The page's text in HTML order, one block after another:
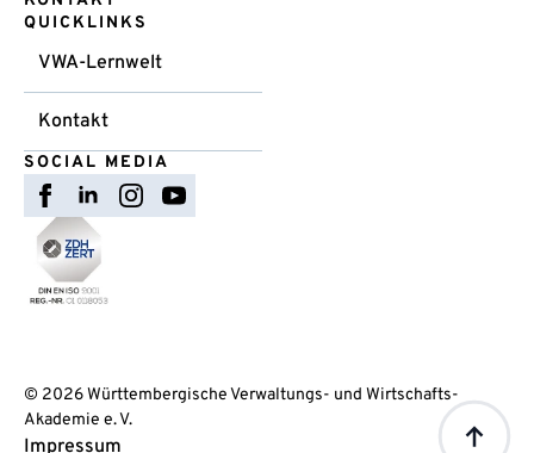
QUICKLINKS
VWA-Lernwelt
Kontakt
SOCIAL MEDIA
© 2026 Württembergische Verwaltungs- und Wirtschafts-
Akademie e. V.
Impressum